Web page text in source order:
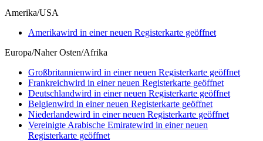
Amerika/USA
Amerikawird in einer neuen Registerkarte geöffnet
Europa/Naher Osten/Afrika
Großbritannienwird in einer neuen Registerkarte geöffnet
Frankreichwird in einer neuen Registerkarte geöffnet
Deutschlandwird in einer neuen Registerkarte geöffnet
Belgienwird in einer neuen Registerkarte geöffnet
Niederlandewird in einer neuen Registerkarte geöffnet
Vereinigte Arabische Emiratewird in einer neuen
Registerkarte geöffnet